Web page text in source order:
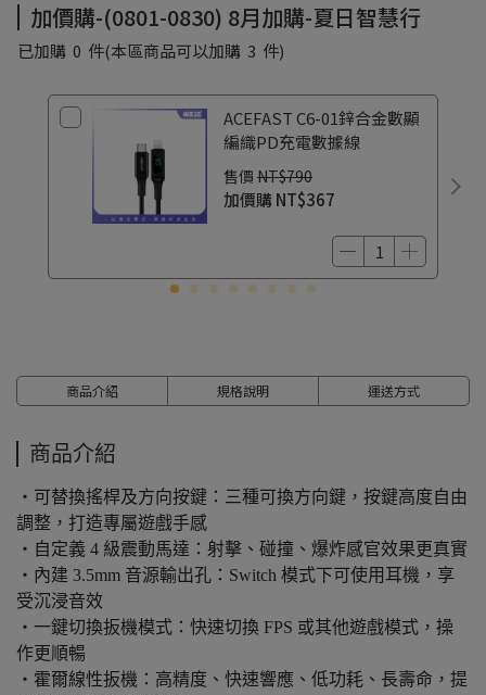
加價購-(0801-0830) 8月加購-夏日智慧行
已加購 0 件(本區商品可以加購 3 件)
ACEFAST C6-01鋅合金數顯
編織PD充電數據線
售價 NT$790
加價購NT$367
商品介紹 規格說明 運送方式
商品介紹
・可替換搖桿及方向按鍵：三種可換方向鍵，按鍵高度自由
調整，打造專屬遊戲手感
・自定義 4 級震動馬達：射擊、碰撞、爆炸感官效果更真實
・內建 3.5mm 音源輸出孔：Switch 模式下可使用耳機，享
受沉浸音效
・一鍵切換扳機模式：快速切換 FPS 或其他遊戲模式，操
作更順暢
・霍爾線性扳機：高精度、快速響應、低功耗、長壽命，提